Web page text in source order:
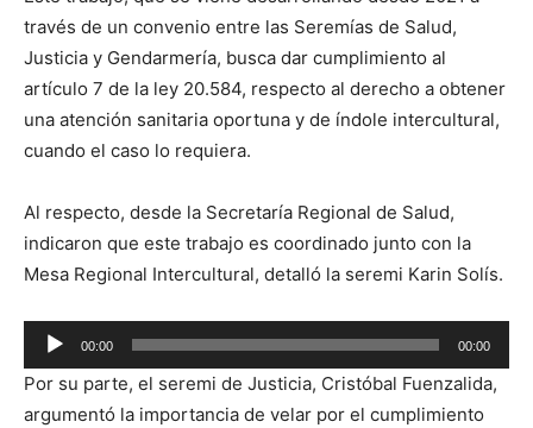
través de un convenio entre las Seremías de Salud,
Justicia y Gendarmería, busca dar cumplimiento al
artículo 7 de la ley 20.584, respecto al derecho a obtener
una atención sanitaria oportuna y de índole intercultural,
cuando el caso lo requiera.
Al respecto, desde la Secretaría Regional de Salud,
indicaron que este trabajo es coordinado junto con la
Mesa Regional Intercultural, detalló la seremi Karin Solís.
Reproductor
de
audio
00:00 00:00
Por su parte, el seremi de Justicia, Cristóbal Fuenzalida,
argumentó la importancia de velar por el cumplimiento